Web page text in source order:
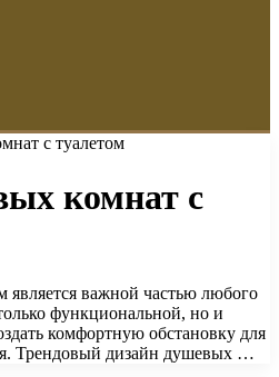
с туалетом
комнат с
является важной частью любого
функциональной, но и
комфортную обстановку для
Трендовый дизайн душевых …